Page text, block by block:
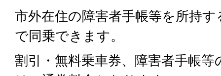
市外在住の障害者手帳等を所持
で同乗できます。
割引・無料乗車券、障害者手帳